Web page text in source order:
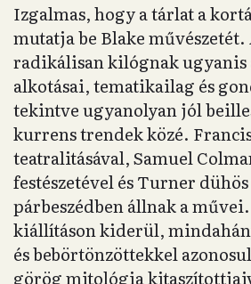
Izgalmas, hogy a tárlat a
mutatja be Blake
radikálisan kilógnak ugyanis
alkotásai, tematikailag és
tekintve ugyanolyan jól
kurrens trendek közé.
teatralitásával, Samuel
festészetével és Turner
párbeszédben állnak a
kiállításon kiderül,
és bebörtönzöttekkel
görög mitológia